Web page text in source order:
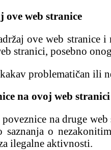
ove web stranice
ove web
stranici, posebno
problematičan ili
na ovoj web stranici
poveznice na druge
o
ilegalne aktivnosti.